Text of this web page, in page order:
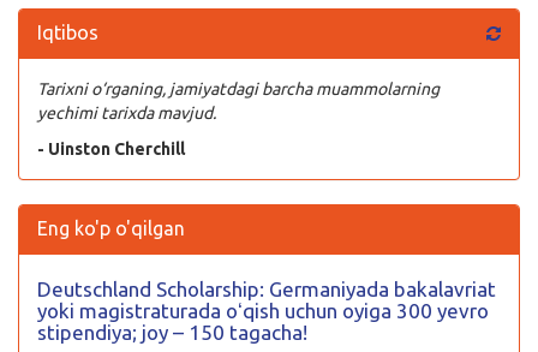
Iqtibos
Tarixni o‘rganing, jamiyatdagi barcha muammolarning
yechimi tarixda mavjud.
- Uinston Cherchill
Eng ko'p o'qilgan
Deutschland Scholarship: Germaniyada bakalavriat
yoki magistraturada oʻqish uchun oyiga 300 yevro
stipendiya; joy – 150 tagacha!